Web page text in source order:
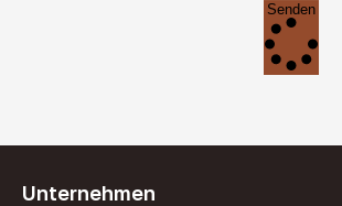
Senden
Unternehmen